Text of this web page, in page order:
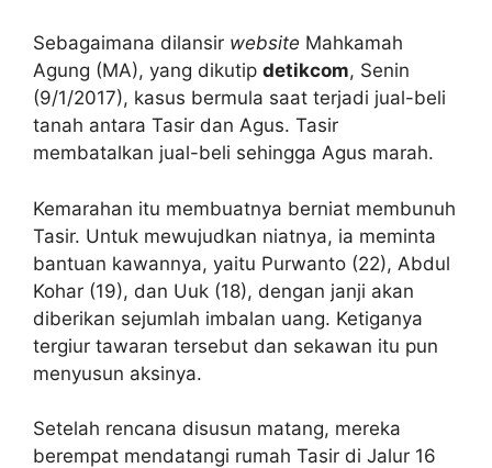
Sebagaimana dilansir website Mahkamah
Agung (MA), yang dikutip detikcom, Senin
(9/1/2017), kasus bermula saat terjadi jual-beli
tanah antara Tasir dan Agus. Tasir
membatalkan jual-beli sehingga Agus marah.
Kemarahan itu membuatnya berniat membunuh
Tasir. Untuk mewujudkan niatnya, ia meminta
bantuan kawannya, yaitu Purwanto (22), Abdul
Kohar (19), dan Uuk (18), dengan janji akan
diberikan sejumlah imbalan uang. Ketiganya
tergiur tawaran tersebut dan sekawan itu pun
menyusun aksinya.
Setelah rencana disusun matang, mereka
berempat mendatangi rumah Tasir di Jalur 16